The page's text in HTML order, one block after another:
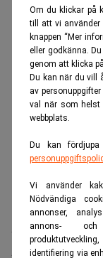
Om du klickar på
till att vi använder
knappen “Mer
eller godkänna.
genom att klicka
Du kan när du vill
av
val när som helst
webbplats.
Du kan
Vi använder
Nödvändiga
annonser,
annons- och
identifiering via
Under 2010-talet